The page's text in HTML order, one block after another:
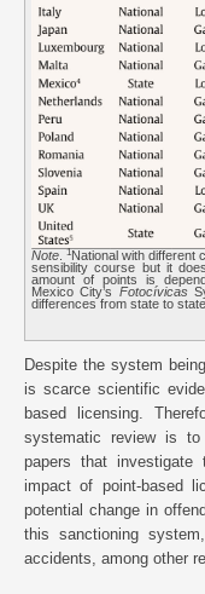
Note .1National with different
sensibility course but it
amount of points is
Mexico City’s Fotocívicas
differences from state to
Despite the system
is scarce scientific
based licensing.
systematic review is
papers that
impact of point-based
potential change in
this sanctioning
accidents, among other